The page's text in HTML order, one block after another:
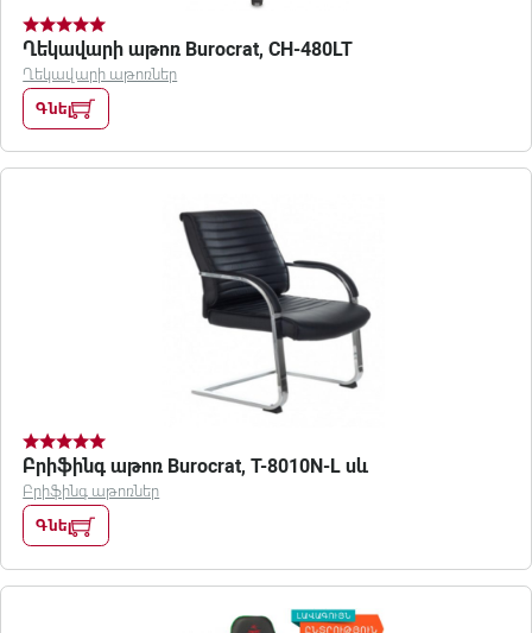
Ղեկավարի աթոռ Burocrat, CH-480LT
Ղեկավարի աթոռներ
Գնել
Բրիֆինգ աթոռ Burocrat, T-8010N-L սև
Բրիֆինգ աթոռներ
Գնել